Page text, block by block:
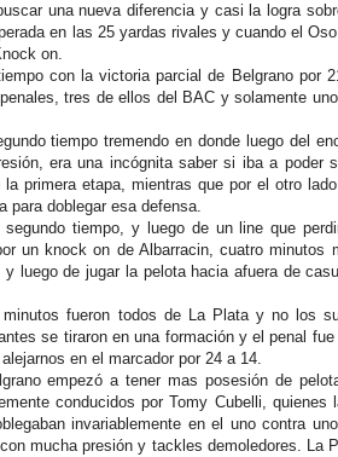
una nueva diferencia y casi la logra
en las 25 yardas rivales y cuando el
on.
con la victoria parcial de Belgrano por
tres de ellos del BAC y solamente
tiempo tremendo en donde luego del
era una incógnita saber si iba a poder
la primera etapa, mientras que por el otro
para doblegar esa defensa.
segundo tiempo, y luego de un line que
un knock on de Albarracin, cuatro minutos
luego de jugar la pelota hacia afuera de
fueron todos de La Plata y no los
se tiraron en una formación y el penal
en el marcador por 24 a 14.
empezó a tener mas posesión de
conducidos por Tomy Cubelli, quienes
invariablemente en el uno contra
mucha presión y tackles demoledores. La